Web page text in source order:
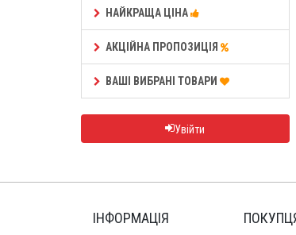
НАЙКРАЩА ЦІНА
АКЦІЙНА ПРОПОЗИЦІЯ
ВАШІ ВИБРАНІ ТОВАРИ
Увійти
ІНФОРМАЦІЯ